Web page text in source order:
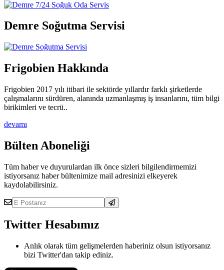
Demre Soğutma Servisi
Frigobien Hakkında
Frigobien 2017 yılı itibari ile sektörde yıllardır farklı şirketlerde
çalışmalarını sürdüren, alanında uzmanlaşmış iş insanlarını, tüm bilgi
birikimleri ve tecrü..
devamı
Bülten Aboneliği
Tüm haber ve duyurulardan ilk önce sizleri bilgilendirmemizi
istiyorsanız haber bültenimize mail adresinizi elkeyerek
kaydolabilirsiniz.
Twitter Hesabımız
Anlık olarak tüm gelişmelerden haberiniz olsun istiyorsanız
bizi Twitter'dan takip ediniz.